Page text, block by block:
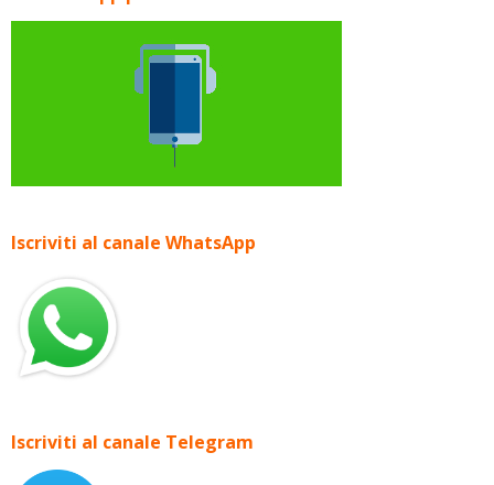
Iscriviti al canale WhatsApp
Iscriviti al canale Telegram